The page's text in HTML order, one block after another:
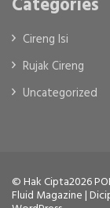
Cireng Isi
Rujak Cireng
Uncategorized
© Hak Cipta2026
Fluid Magazine |